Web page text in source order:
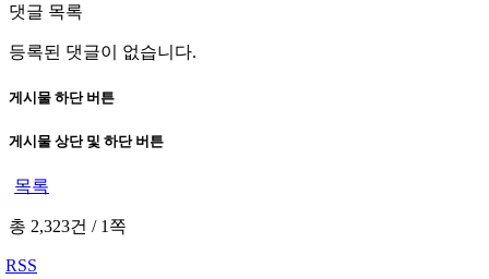
댓글 목록
등록된 댓글이 없습니다.
게시물 하단 버튼
게시물 상단 및 하단 버튼
목록
총 2,323건 /1쪽
RSS